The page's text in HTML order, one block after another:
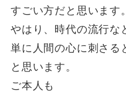
すごい方だと思います。
やはり、時代の流行な
単に人間の心に刺さる
と思います。
ご本人も